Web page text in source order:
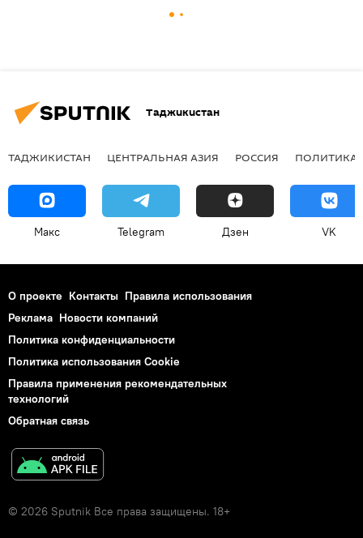
Таджикистан
ТАДЖИКИСТАН ЦЕНТРАЛЬНАЯ АЗИЯ РОССИЯ ПОЛИТИКА
Макс Telegram Дзен VK
О проекте Контакты Правила использования
Реклама Новости компаний
Политика конфиденциальности
Политика использования Cookie
Правила применения рекомендательных
технологий
Обратная связь
© 2026 Sputnik Все права защищены. 18+